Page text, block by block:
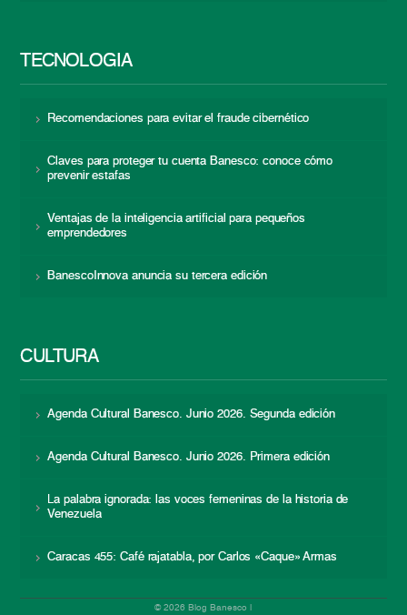
TECNOLOGÍA
Recomendaciones para evitar el fraude cibernético
Claves para proteger tu cuenta Banesco: conoce cómo
prevenir estafas
Ventajas de la inteligencia artificial para pequeños
emprendedores
BanescoInnova anuncia su tercera edición
CULTURA
Agenda Cultural Banesco. Junio 2026. Segunda edición
Agenda Cultural Banesco. Junio 2026. Primera edición
La palabra ignorada: las voces femeninas de la historia de
Venezuela
Caracas 455: Café rajatabla, por Carlos «Caque» Armas
© 2026 Blog Banesco |